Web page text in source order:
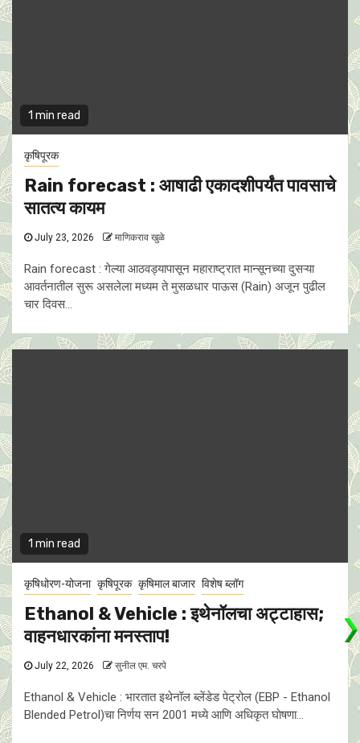
1 min read
कृषिपूरक
Rain forecast : आषाढी एकादशीपर्यंत पावसाचे
सातत्य कायम
July 23, 2026 माणिकराव खुळे
Rain forecast : गेल्या आठवड्यापासून महाराष्ट्रात मान्सूनच्या दुसऱ्या
आवर्तनातील सुरू असलेला मध्यम ते मुसळधार पाऊस (Rain) अजून पुढील
चार दिवस...
1 min read
कृषिधोरण-योजना कृषिपूरक कृषिमाल बाजार विशेष ब्लॉग
Ethanol & Vehicle : इथेनॉलचा अट्टाहास;
वाहनधारकांना मनस्ताप!
July 22, 2026 सुनील एम. चरपे
Ethanol & Vehicle : भारतात इथेनॉल ब्लेंडेड पेट्रोल (EBP - Ethanol
Blended Petrol)चा निर्णय सन 2001 मध्ये आणि अधिकृत घाेषणा...